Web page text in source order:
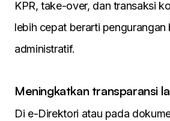
KPR, take-over, dan transaksi
lebih cepat berarti pengurangan
administratif.
Meningkatkan transparansi
Di e-Direktori atau pada